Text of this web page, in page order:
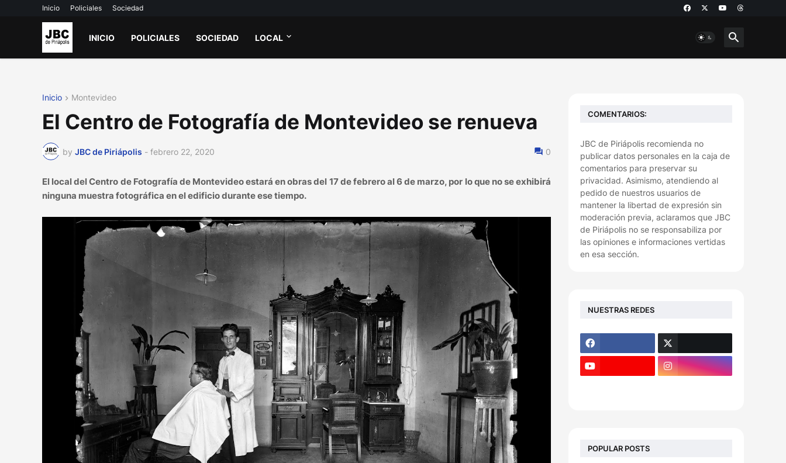
Inicio Policiales Sociedad
INICIO POLICIALES SOCIEDAD LOCAL
Inicio Montevideo
El Centro de Fotografía de Montevideo se renueva
by JBC de Piriápolis - febrero 22, 2020 0
El local del Centro de Fotografía de Montevideo estará en obras del 17 de febrero al 6 de marzo, por lo que no se exhibirá
ninguna muestra fotográfica en el edificio durante ese tiempo.
COMENTARIOS:
JBC de Piriápolis recomienda no
publicar datos personales en la caja de
comentarios para preservar su
privacidad. Asimismo, atendiendo al
pedido de nuestros usuarios de
mantener la libertad de expresión sin
moderación previa, aclaramos que JBC
de Piriápolis no se responsabiliza por
las opiniones e informaciones vertidas
en esa sección.
NUESTRAS REDES
POPULAR POSTS